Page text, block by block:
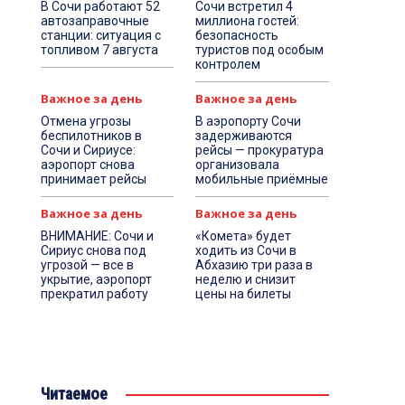
В Сочи работают 52
автозаправочные
станции: ситуация с
топливом 7 августа
Сочи встретил 4
миллиона гостей:
безопасность
туристов под особым
контролем
Важное за день
Отмена угрозы
беспилотников в
Сочи и Сириусе:
аэропорт снова
принимает рейсы
Важное за день
В аэропорту Сочи
задерживаются
рейсы — прокуратура
организовала
мобильные приёмные
Важное за день
ВНИМАНИЕ: Сочи и
Сириус снова под
угрозой — все в
укрытие, аэропорт
прекратил работу
Важное за день
«Комета» будет
ходить из Сочи в
Абхазию три раза в
неделю и снизит
цены на билеты
Читаемое